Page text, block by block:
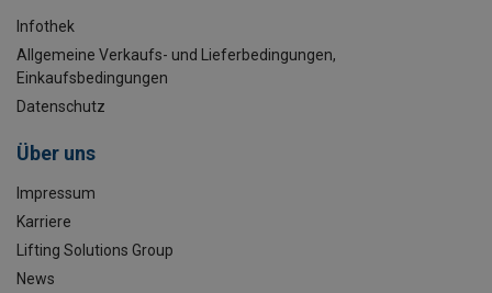
Infothek
Allgemeine Verkaufs- und Lieferbedingungen,
Einkaufsbedingungen
Datenschutz
Über uns
Impressum
Karriere
Lifting Solutions Group
News